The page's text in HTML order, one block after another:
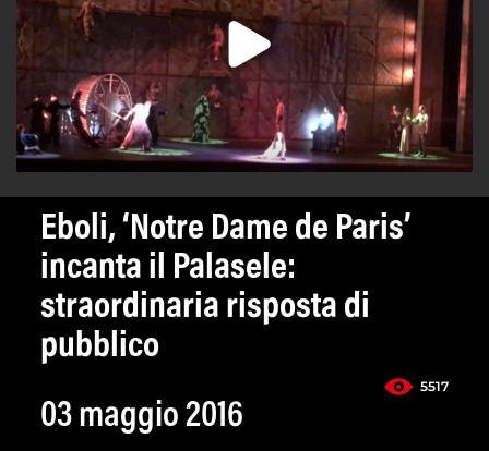
Eboli, ‘Notre Dame de Paris’
incanta il Palasele:
straordinaria risposta di
pubblico
5517
03 maggio 2016